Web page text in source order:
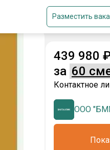
Разместить
439 980
за
Контактное
ООО